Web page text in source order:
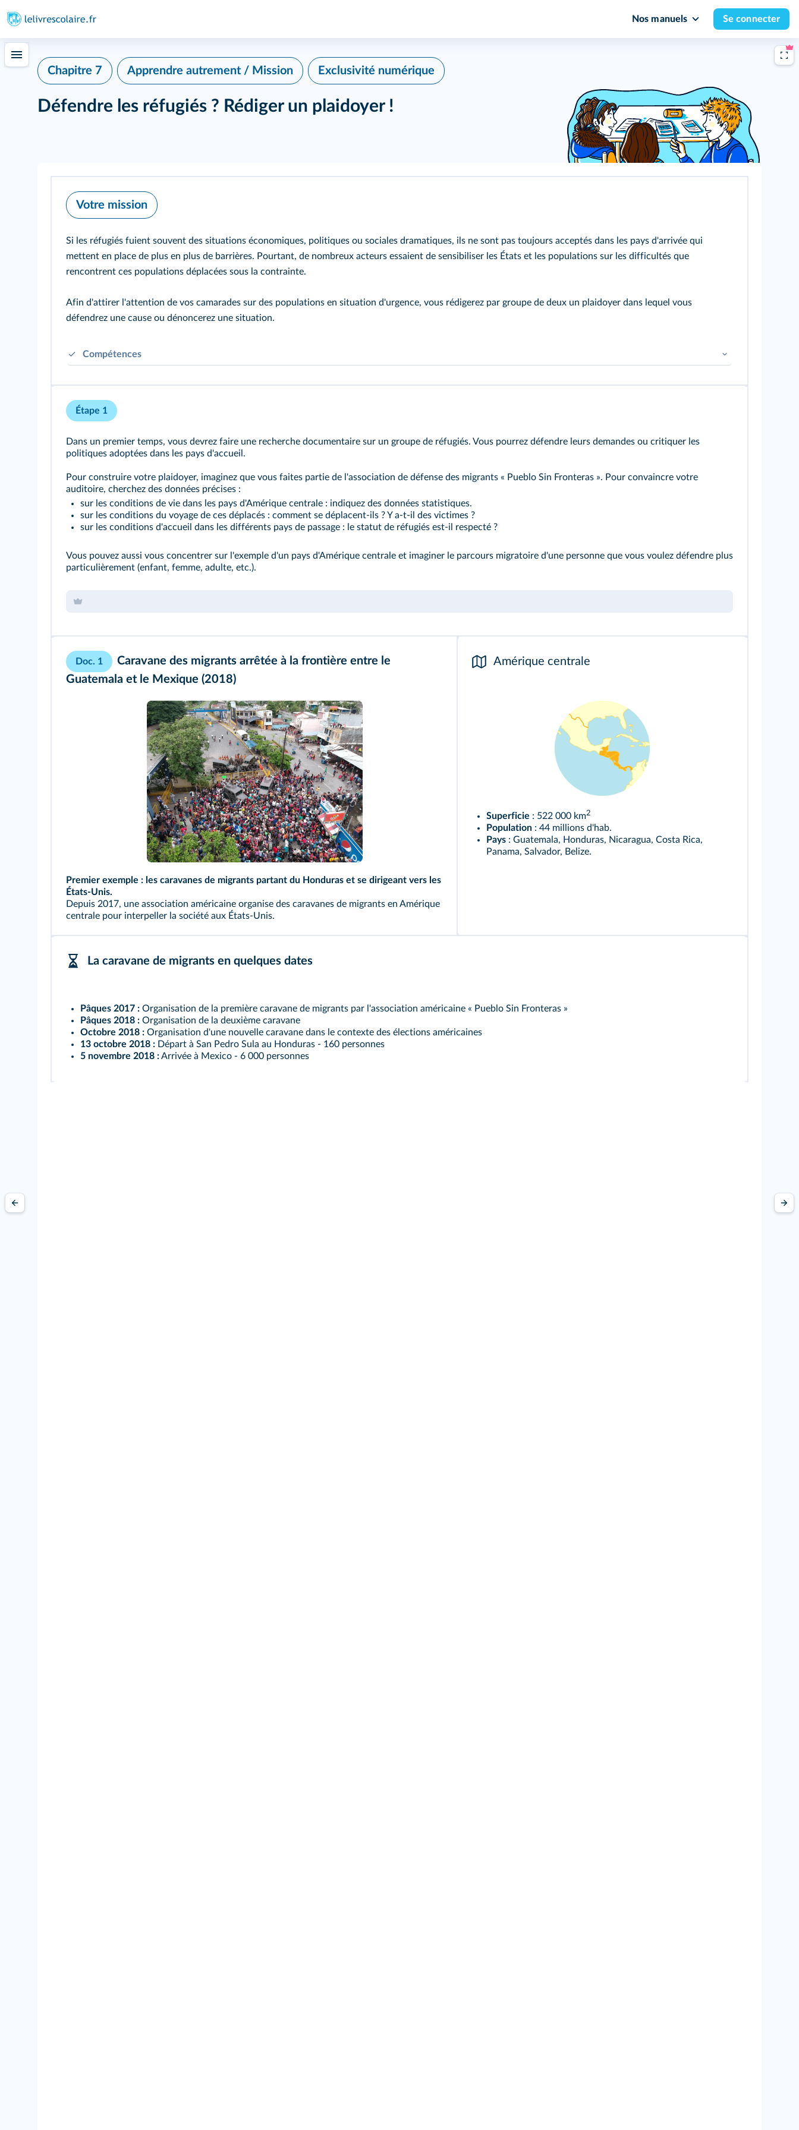
Nos manuels Se connecter
Chapitre 7 Apprendre autrement / Mission Exclusivité numérique
Défendre les réfugiés ? Rédiger un plaidoyer !
Votre mission
Si les réfugiés fuient souvent des situations économiques, politiques ou sociales dramatiques, ils ne sont pas toujours acceptés dans les pays d'arrivée qui
mettent en place de plus en plus de barrières. Pourtant, de nombreux acteurs essaient de sensibiliser les États et les populations sur les difficultés que
rencontrent ces populations déplacées sous la contrainte.
Afin d'attirer l'attention de vos camarades sur des populations en situation d'urgence, vous rédigerez par groupe de deux un plaidoyer dans lequel vous
défendrez une cause ou dénoncerez une situation.
Compétences
Étape 1
Dans un premier temps, vous devrez faire une recherche documentaire sur un groupe de réfugiés. Vous pourrez défendre leurs demandes ou critiquer les
politiques adoptées dans les pays d'accueil.
Pour construire votre plaidoyer, imaginez que vous faites partie de l'association de défense des migrants « Pueblo Sin Fronteras ». Pour convaincre votre
auditoire, cherchez des données précises :
sur les conditions de vie dans les pays d'Amérique centrale : indiquez des données statistiques.
sur les conditions du voyage de ces déplacés : comment se déplacent-ils ? Y a-t-il des victimes ?
sur les conditions d'accueil dans les différents pays de passage : le statut de réfugiés est-il respecté ?
Vous pouvez aussi vous concentrer sur l'exemple d'un pays d'Amérique centrale et imaginer le parcours migratoire d'une personne que vous voulez défendre plus
particulièrement (enfant, femme, adulte, etc.).
Doc. 1
Caravane des migrants arrêtée à la frontière entre le
Guatemala et le Mexique (2018)
Premier exemple : les caravanes de migrants partant du Honduras et se dirigeant vers les
États-Unis.
Depuis 2017, une association américaine organise des caravanes de migrants en Amérique
centrale pour interpeller la société aux États-Unis.
Amérique centrale
Superficie : 522 000 km2
Population: 44 millions d'hab.
Pays: Guatemala, Honduras, Nicaragua, Costa Rica,
Panama, Salvador, Belize.
La caravane de migrants en quelques dates
Pâques 2017 : Organisation de la première caravane de migrants par l'association américaine « Pueblo Sin Fronteras »
Pâques 2018 : Organisation de la deuxième caravane
Octobre 2018 : Organisation d'une nouvelle caravane dans le contexte des élections américaines
13 octobre 2018 : Départ à San Pedro Sula au Honduras - 160 personnes
5 novembre 2018 :Arrivée à Mexico - 6 000 personnes